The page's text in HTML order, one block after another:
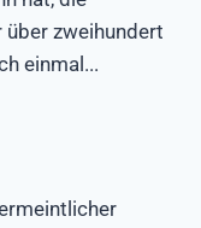
über zweihundert
einmal...